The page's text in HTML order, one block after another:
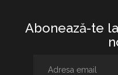
Abonează-te